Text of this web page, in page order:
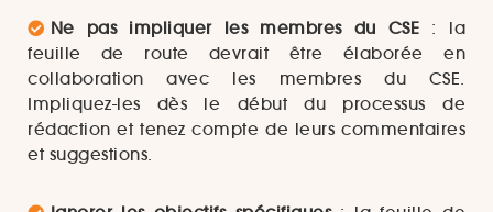
Ne pas impliquer les membres du CSE : la
feuille de route devrait être élaborée en
collaboration avec les membres du CSE.
Impliquez-les dès le début du processus de
rédaction et tenez compte de leurs commentaires
et suggestions.